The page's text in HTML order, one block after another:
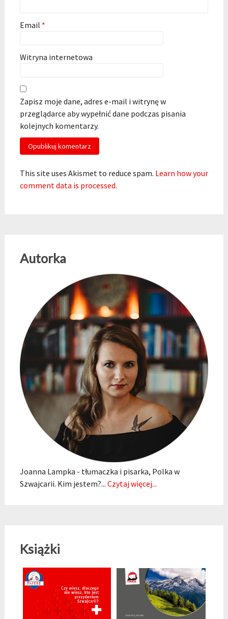
Email *
Witryna internetowa
Zapisz moje dane, adres e-mail i witrynę w
przeglądarce aby wypełnić dane podczas pisania
kolejnych komentarzy.
This site uses Akismet to reduce spam. Learn how your
comment data is processed.
Autorka
Joanna Lampka - tłumaczka i pisarka, Polka w
Szwajcarii. Kim jestem?... Czytaj więcej...
Książki